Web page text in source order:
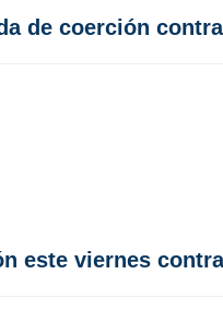
de coerción
este viernes